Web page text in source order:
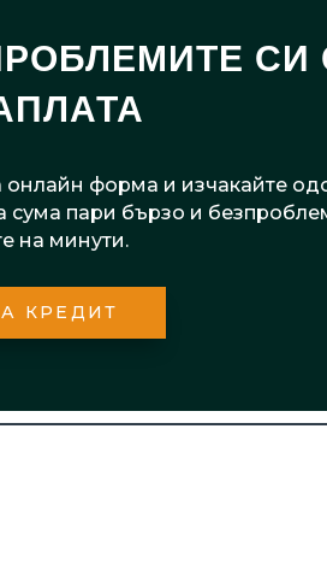
СИ
онлайн форма и изчакайте
пари бързо и
на минути.
КРЕДИТ